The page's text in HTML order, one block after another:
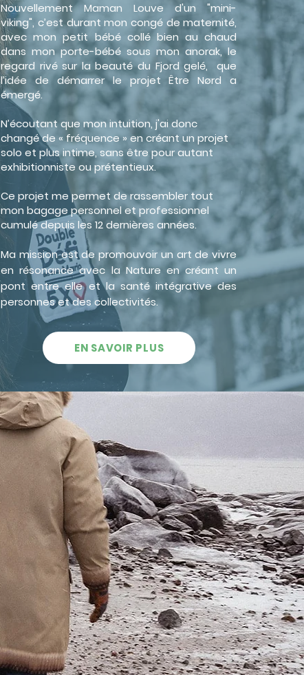
Nouvellement Maman Louve d'un "mini-
viking", c’est durant mon congé de maternité,
avec mon petit bébé collé bien au chaud
dans mon porte-bébé sous mon anorak, le
regard rivé sur la beauté du Fjord gelé, que
l’idée de démarrer le projet Être Nørd a
émergé.
N’écoutant que mon intuition, j'ai donc
changé de « fréquence » en créant un projet
solo et plus intime, sans être pour autant
exhibitionniste ou prétentieux.
Ce projet me permet de rassembler tout
mon bagage personnel et professionnel
cumulé depuis les 12 dernières années.
Ma mission est de promouvoir un art de vivre
en résonance avec la Nature en créant un
pont entre elle et la santé intégrative des
personnes et des collectivités.
EN SAVOIR PLUS